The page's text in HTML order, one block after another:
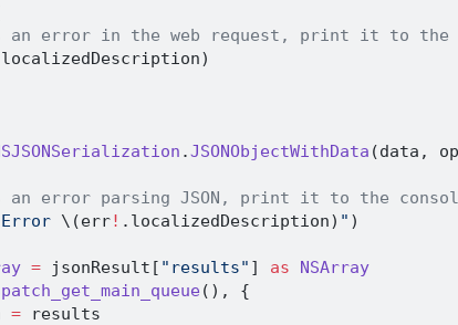
error in the web request, print it to the
localizedDescription)
.JSONObjectWithData (data ,
error parsing JSON, print it to the
Error \(err! . localizedDescription) " )
= jsonResult [ "results" ] as
NSArray
( ) ,
{
= results